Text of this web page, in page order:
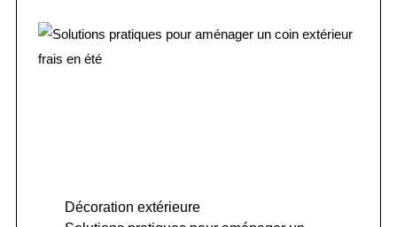
Décoration extérieure